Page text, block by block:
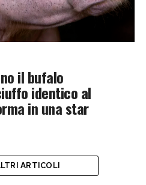
il bufalo
identico al
in una star
ARTICOLI